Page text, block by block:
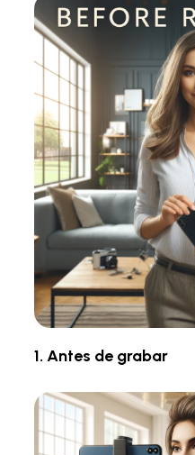
1. Antes de grabar